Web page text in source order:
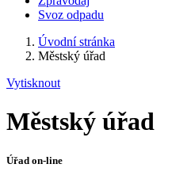
Svoz odpadu
Úvodní stránka
Městský úřad
Vytisknout
Městský úřad
Úřad on-line